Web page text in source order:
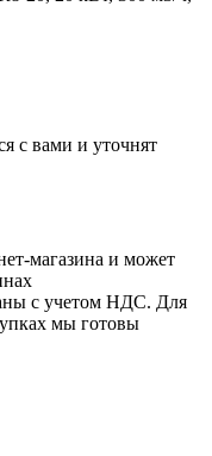
с вами и уточнят
магазина и может
с учетом НДС. Для
мы готовы